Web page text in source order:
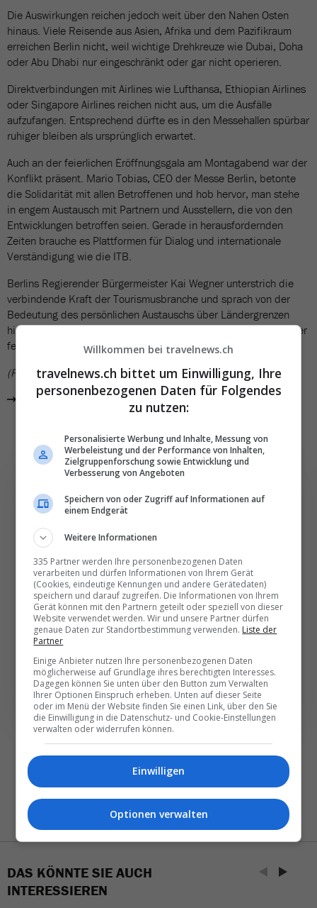
Die Auswirkungen reichen jedoch weit über den Nahen Osten
hinaus. Viele Reisende aus Asien, Afrika und dem Pazifikraum
erreichen Berlin nicht, weil wichtige Drehkreuze wie Dubai, Doha
oder Abu Dhabi nur eingeschränkt oder gar nicht operieren.
Direktverbindungen mit Airlines wie Lufthansa, Ethiopian Airlines
oder Singapore Airlines reichen nicht aus, um die Ausfälle
aufzufangen. Entsprechend dürfte es in den Messehallen spürbar
ruhiger bleiben als ursprünglich erwartet.
Auch an der feierlichen Eröffnungsgala am Montagabend war der
Konflikt präsent. Mario Tobias, CEO der Messe Berlin, betonte
die Solidarität mit allen Betroffenen und hob hervor, man stehe
in engem Austausch mit Partnern und Ausstellern, die von den
Entwicklungen betroffen seien. Gerade in herausfordernden
Zeiten brauche es Plattformen für Dialog und internationale
Verständigung wie die ITB.
Berlins Regierender Bürgermeister Kai Wegner unterstrich die
verbindende Kraft der Tourismusbranche und sprach von der
Bedeutung des persönlichen Austauschs über Ländergrenzen
hinweg. Konkrete Zahlen dazu, wie viele Aussteller oder Besucher
fehlen werden, nannte jedoch niemand.
(RSU)
Alle News aus «ITB2026»
Die wichtigsten und
besten News direkt in
Ihr E‑Mail-Postfach
Täglich oder wöchentlich, mit mehr Insights oder
weniger. Bei Travel­news haben Sie die Wahl.
NEWSLETTER ENTDECKEN
DAS KÖNNTE SIE AUCH
INTERESSIEREN
Willkommen bei travelnews.ch
travelnews.ch bittet um Einwilligung, Ihre
personenbezogenen Daten für Folgendes
zu nutzen:
Personalisierte Werbung und Inhalte, Messung von
Werbeleistung und der Performance von Inhalten,
Zielgruppenforschung sowie Entwicklung und
Verbesserung von Angeboten
Speichern von oder Zugriff auf Informationen auf
einem Endgerät
Weitere Informationen
335 Partner werden Ihre personenbezogenen Daten
verarbeiten und dürfen Informationen von Ihrem Gerät
(Cookies, eindeutige Kennungen und andere Gerätedaten)
speichern und darauf zugreifen. Die Informationen von Ihrem
Gerät können mit den Partnern geteilt oder speziell von dieser
Website verwendet werden. Wir und unsere Partner dürfen
genaue Daten zur Standortbestimmung verwenden. Liste der
Partner
Einige Anbieter nutzen Ihre personenbezogenen Daten
möglicherweise auf Grundlage ihres berechtigten Interesses.
Dagegen können Sie unten über den Button zum Verwalten
Ihrer Optionen Einspruch erheben. Unten auf dieser Seite
oder im Menü der Website finden Sie einen Link, über den Sie
die Einwilligung in die Datenschutz- und Cookie-Einstellungen
verwalten oder widerrufen können.
Einwilligen
Optionen verwalten